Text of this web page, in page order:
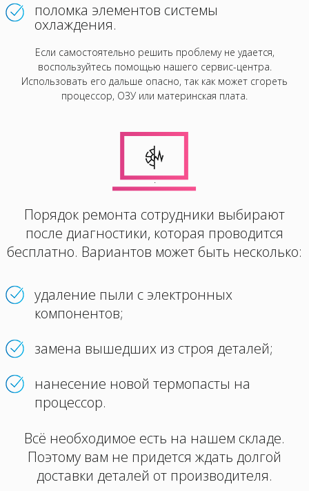
поломка элементов системы
охлаждения.
Если самостоятельно решить проблему не удается,
воспользуйтесь помощью нашего сервис-центра.
Использовать его дальше опасно, так как может сгореть
процессор, ОЗУ или материнская плата.
.
Порядок ремонта сотрудники выбирают
после диагностики, которая проводится
бесплатно. Вариантов может быть несколько:
удаление пыли с электронных
компонентов;
замена вышедших из строя деталей;
нанесение новой термопасты на
процессор.
Всё необходимое есть на нашем складе.
Поэтому вам не придется ждать долгой
доставки деталей от производителя.